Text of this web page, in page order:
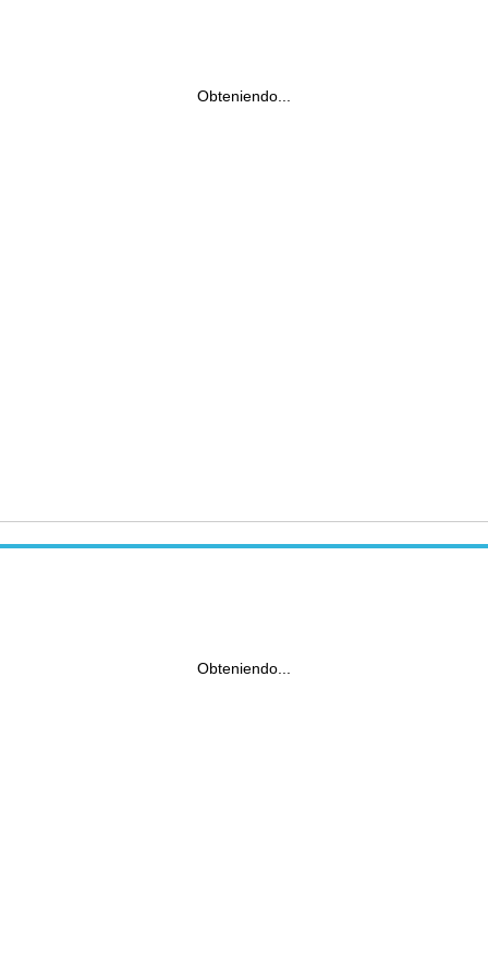
Obteniendo...
Obteniendo...